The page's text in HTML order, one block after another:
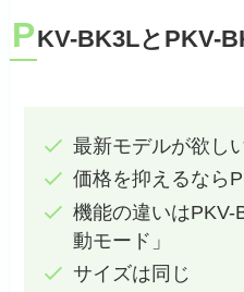
PKV-BK3LとPKV-
最新モデルが欲し
価格を抑えるなら
機能の違いはPKV-
動モード」
サイズは同じ